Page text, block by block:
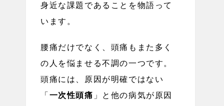
身近な課題であることを物語って
います。
腰痛だけでなく、頭痛もまた多く
の人を悩ませる不調の一つです。
頭痛には、原因が明確ではない
「 一次性頭痛 」と他の病気が原因